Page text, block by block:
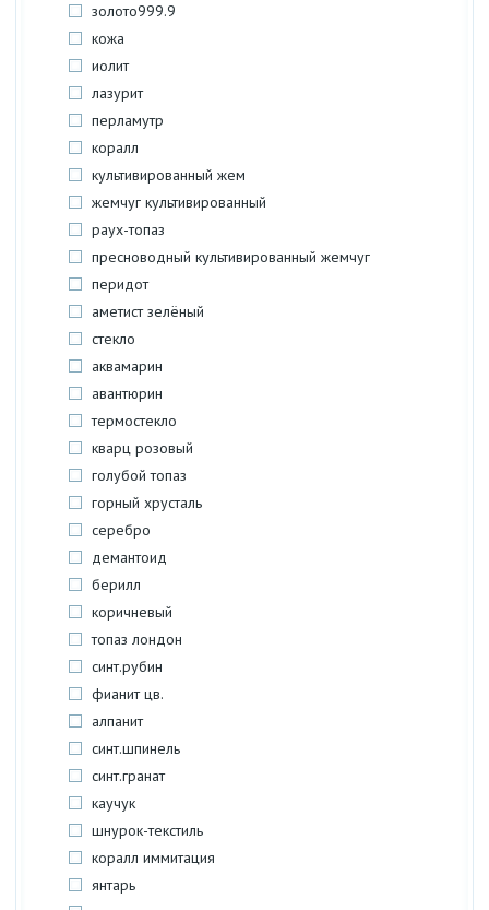
золото999.9
кожа
иолит
лазурит
перламутр
коралл
культивированный жем
жемчуг культивированный
раух-топаз
пресноводный культивированный жемчуг
перидот
аметист зелёный
стекло
аквамарин
авантюрин
термостекло
кварц розовый
голубой топаз
горный хрусталь
серебро
демантоид
берилл
коричневый
топаз лондон
синт.рубин
фианит цв.
алпанит
синт.шпинель
синт.гранат
каучук
шнурок-текстиль
коралл иммитация
янтарь